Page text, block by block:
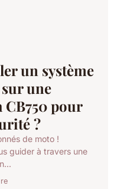
un système
une
pour
?
de moto !
guider à travers une